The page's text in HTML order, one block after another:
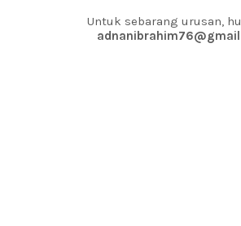
Untuk sebarang urusan,